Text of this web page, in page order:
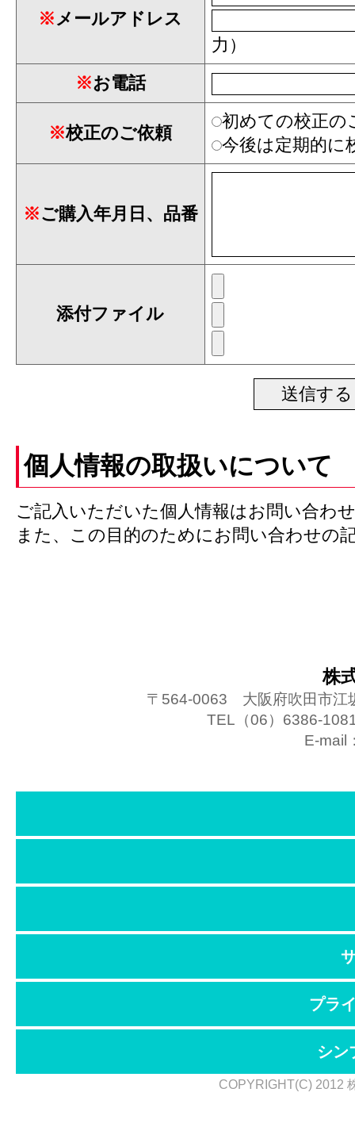
※メールアドレス
力）
※お電話
※校正のご依頼
初めての校正の
今後は定期的に
※ご購入年月日、品番
添付ファイル
個人情報の取扱いについて
ご記入いただいた個人情報はお問い合わ
また、この目的のためにお問い合わせの
株
〒564-0063 大阪府吹田市江
TEL（06）6386-
E-mail
プラ
シン
COPYRIGHT(C) 2012